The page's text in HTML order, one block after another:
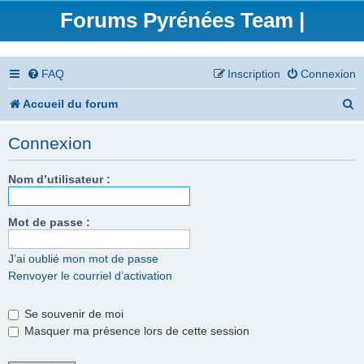
Forums Pyrénées Team |
FAQ Connexion
Inscription
Accueil du forum
Connexion
Nom d’utilisateur :
Mot de passe :
J’ai oublié mon mot de passe
Renvoyer le courriel d’activation
Se souvenir de moi
Masquer ma présence lors de cette session